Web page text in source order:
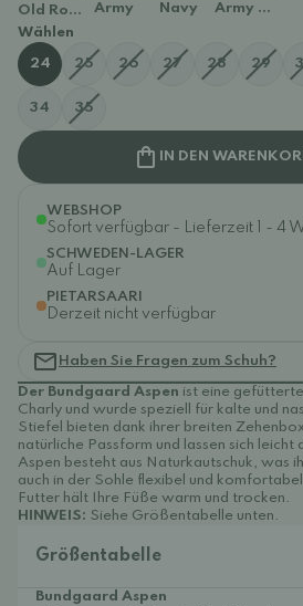
Old Rose Sparkle
Army Navy Army Block
Wählen
24 25 26 27 28 29
34 35
IN DEN
WEBSHOP
Sofort verfügbar - Lieferzeit 1 - 4
SCHWEDEN-LAGER
Auf Lager
PIETARSAARI
Derzeit nicht verfügbar
Haben Sie Fragen zum Schuh?
Der Bundgaard Aspen ist eine
Charly und wurde speziell für kalte und
Stiefel bieten dank ihrer breiten
natürliche Passform und lassen sich leicht
Aspen besteht aus Naturkautschuk, was
auch in der Sohle flexibel und
Futter hält Ihre Füße warm und trocken.
HINWEIS: Siehe Größentabelle unten.
Größentabelle
Bundgaard Aspen